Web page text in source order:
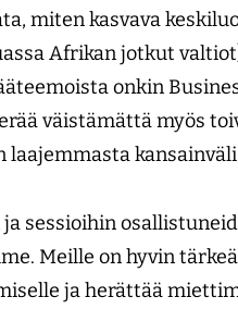
miten kasvava
Afrikan jotkut
onkin
väistämättä myös
sessioihin
Meille on hyvin
ja herättää